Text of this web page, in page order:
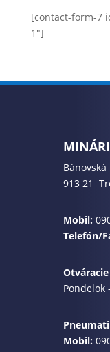
[contact-form-7
1"]
Bánovská
913 21
Mobil:
Telefón/
Pondelok
Mobil: